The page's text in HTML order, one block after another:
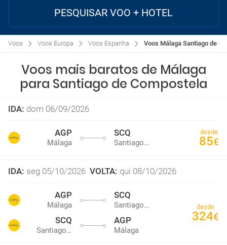
PESQUISAR VOO + HOTEL
Voos Voos Europa Voos Espanha Voos Málaga Santiago de
Voos mais baratos de Málaga
para Santiago de Compostela
IDA: dom 06/09/2026
AGP
Málaga
SCQ
Santiago de Compostela
desde
85€
IDA: seg 05/10/2026 VOLTA: qui 08/10/2026
AGP
Málaga
SCQ
Santiago de Compostela
SCQ
Santiago de Compostela
AGP
Málaga
desde
324€